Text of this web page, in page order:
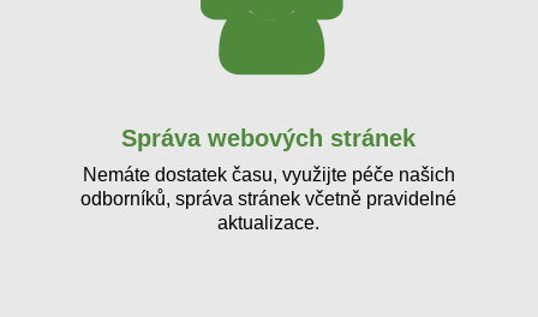
Správa webových stránek
Nemáte dostatek času, využijte péče našich
odborníků, správa stránek včetně pravidelné
aktualizace.